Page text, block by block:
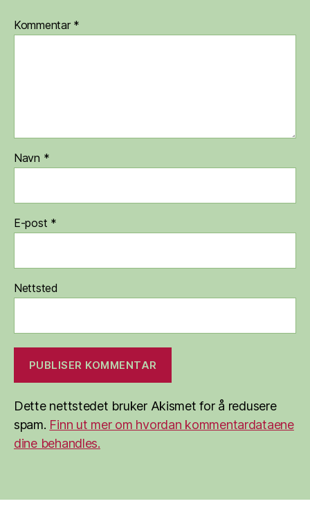
Kommentar *
Navn *
E-post *
Nettsted
Dette nettstedet bruker Akismet for å redusere
spam. Finn ut mer om hvordan kommentardataene
dine behandles.